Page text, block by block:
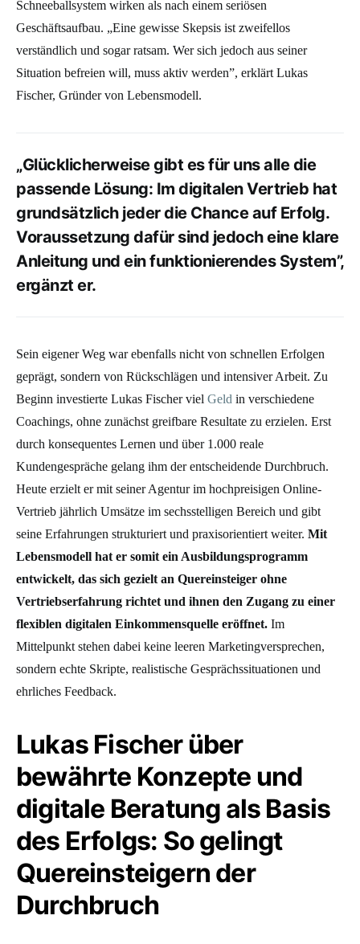
Schneeballsystem wirken als nach einem seriösen
Geschäftsaufbau. „Eine gewisse Skepsis ist zweifellos
verständlich und sogar ratsam. Wer sich jedoch aus seiner
Situation befreien will, muss aktiv werden”, erklärt Lukas
Fischer, Gründer von Lebensmodell.
„Glücklicherweise gibt es für uns alle die
passende Lösung: Im digitalen Vertrieb hat
grundsätzlich jeder die Chance auf Erfolg.
Voraussetzung dafür sind jedoch eine klare
Anleitung und ein funktionierendes System”,
ergänzt er.
Sein eigener Weg war ebenfalls nicht von schnellen Erfolgen
geprägt, sondern von Rückschlägen und intensiver Arbeit. Zu
Beginn investierte Lukas Fischer viel Geld in verschiedene
Coachings, ohne zunächst greifbare Resultate zu erzielen. Erst
durch konsequentes Lernen und über 1.000 reale
Kundengespräche gelang ihm der entscheidende Durchbruch.
Heute erzielt er mit seiner Agentur im hochpreisigen Online-
Vertrieb jährlich Umsätze im sechsstelligen Bereich und gibt
seine Erfahrungen strukturiert und praxisorientiert weiter. Mit
Lebensmodell hat er somit ein Ausbildungsprogramm
entwickelt, das sich gezielt an Quereinsteiger ohne
Vertriebserfahrung richtet und ihnen den Zugang zu einer
flexiblen digitalen Einkommensquelle eröffnet. Im
Mittelpunkt stehen dabei keine leeren Marketingversprechen,
sondern echte Skripte, realistische Gesprächssituationen und
ehrliches Feedback.
Lukas Fischer über
bewährte Konzepte und
digitale Beratung als Basis
des Erfolgs: So gelingt
Quereinsteigern der
Durchbruch